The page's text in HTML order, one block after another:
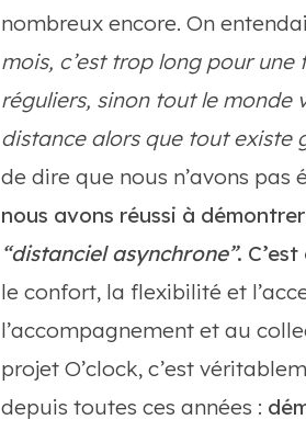
nombreux encore. On
mois, c’est trop long pour
réguliers, sinon tout le monde
distance alors que tout existe
de dire que nous n’avons
nous avons réussi à
“distanciel asynchrone”.
le confort, la flexibilité et
l’accompagnement et au
projet O’clock, c’est
depuis toutes ces années :